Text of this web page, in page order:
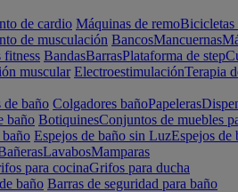
de cardio Máquinas de remoBicicletas
de musculación BancosMancuernas
fitness BandasBarrasPlataforma de step
muscular ElectroestimulaciónTerapia
de baño Colgadores bañoPapeleras
baño BotiquinesConjuntos de muebles
baño Espejos de baño sin LuzEspejos de
LavabosMamparas
para cocinaGrifos para ducha
baño Barras de seguridad para baño